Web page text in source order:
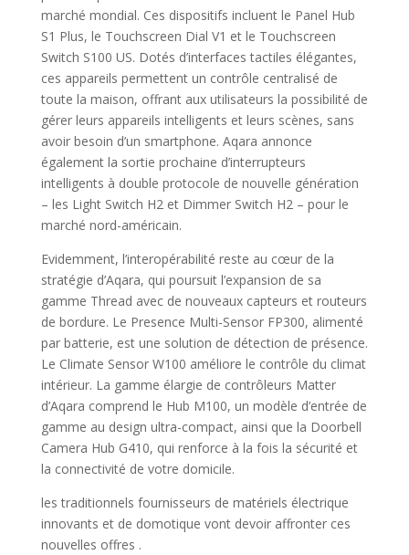
marché mondial. Ces dispositifs incluent le Panel Hub
S1 Plus, le Touchscreen Dial V1 et le Touchscreen
Switch S100 US. Dotés d’interfaces tactiles élégantes,
ces appareils permettent un contrôle centralisé de
toute la maison, offrant aux utilisateurs la possibilité de
gérer leurs appareils intelligents et leurs scènes, sans
avoir besoin d’un smartphone. Aqara annonce
également la sortie prochaine d’interrupteurs
intelligents à double protocole de nouvelle génération
– les Light Switch H2 et Dimmer Switch H2 – pour le
marché nord-américain.
Evidemment, l’interopérabilité reste au cœur de la
stratégie d’Aqara, qui poursuit l’expansion de sa
gamme Thread avec de nouveaux capteurs et routeurs
de bordure. Le Presence Multi-Sensor FP300, alimenté
par batterie, est une solution de détection de présence.
Le Climate Sensor W100 améliore le contrôle du climat
intérieur. La gamme élargie de contrôleurs Matter
d’Aqara comprend le Hub M100, un modèle d’entrée de
gamme au design ultra-compact, ainsi que la Doorbell
Camera Hub G410, qui renforce à la fois la sécurité et
la connectivité de votre domicile.
les traditionnels fournisseurs de matériels électrique
innovants et de domotique vont devoir affronter ces
nouvelles offres .